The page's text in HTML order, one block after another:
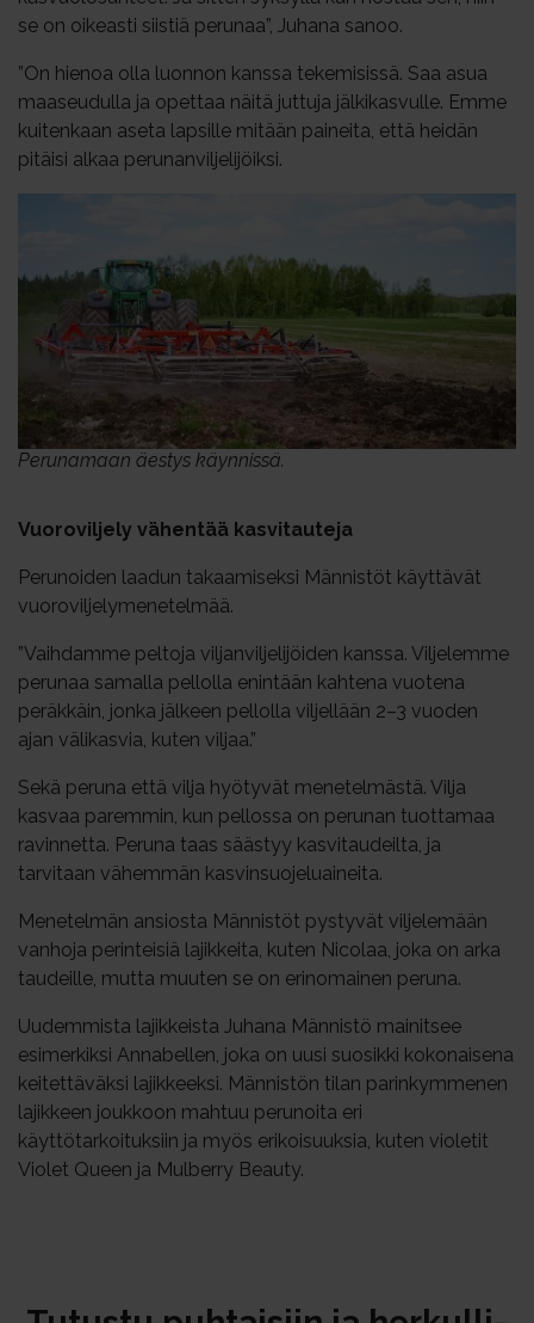
se on oikeasti siistiä perunaa”, Juhana sanoo.
”On hienoa olla luonnon kanssa tekemisissä. Saa asua
maaseudulla ja opettaa näitä juttuja jälkikasvulle. Emme
kuitenkaan aseta lapsille mitään paineita, että heidän
pitäisi alkaa perunanviljelijöiksi.
Perunamaan äestys käynnissä.
Vuoroviljely vähentää kasvitauteja
Perunoiden laadun takaamiseksi Männistöt käyttävät
vuoroviljelymenetelmää.
”Vaihdamme peltoja viljanviljelijöiden kanssa. Viljelemme
perunaa samalla pellolla enintään kahtena vuotena
peräkkäin, jonka jälkeen pellolla viljellään 2–3 vuoden
ajan välikasvia, kuten viljaa.”
Sekä peruna että vilja hyötyvät menetelmästä. Vilja
kasvaa paremmin, kun pellossa on perunan tuottamaa
ravinnetta. Peruna taas säästyy kasvitaudeilta, ja
tarvitaan vähemmän kasvinsuojeluaineita.
Menetelmän ansiosta Männistöt pystyvät viljelemään
vanhoja perinteisiä lajikkeita, kuten Nicolaa, joka on arka
taudeille, mutta muuten se on erinomainen peruna.
Uudemmista lajikkeista Juhana Männistö mainitsee
esimerkiksi Annabellen, joka on uusi suosikki kokonaisena
keitettäväksi lajikkeeksi. Männistön tilan parinkymmenen
lajikkeen joukkoon mahtuu perunoita eri
käyttötarkoituksiin ja myös erikoisuuksia, kuten violetit
Violet Queen ja Mulberry Beauty.